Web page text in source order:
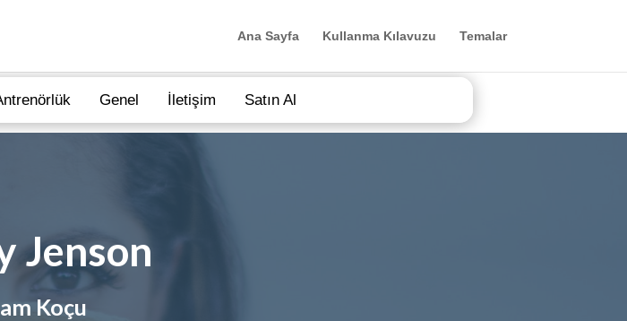
Ana Sayfa Kullanma Kılavuzu Temalar
Genel İletişim Satın Al
Jenson
Koçu